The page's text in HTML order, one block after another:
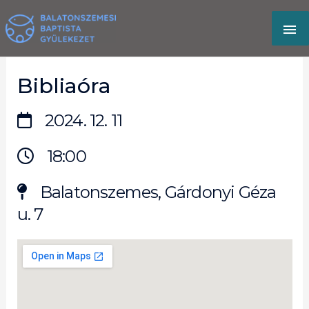
to
content
Bibliaóra
2024. 12. 11
18:00
Balatonszemes, Gárdonyi Géza
u. 7